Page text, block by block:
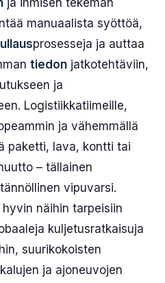
ja ihmisen tekemän
manuaalista syöttöä,
prosesseja ja auttaa
tiedon jatkotehtäviin,
ja
Logistiikkatiimeille,
ja vähemmällä
paketti, lava, kontti tai
– tällainen
vipuvarsi.
näihin tarpeisiin
kuljetusratkaisuja
suurikokoisten
ja ajoneuvojen